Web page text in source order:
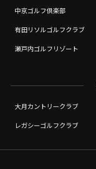
中京ゴルフ倶楽部
有田リソルゴルフクラブ
瀬戸内ゴルフリゾート
大月カントリークラブ
レガシーゴルフクラブ